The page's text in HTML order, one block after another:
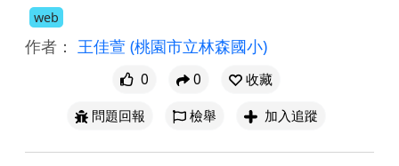
web
作者： 王佳萱 (桃園市立林森國小)
0 0
收藏
問題回報
檢舉 加入追蹤